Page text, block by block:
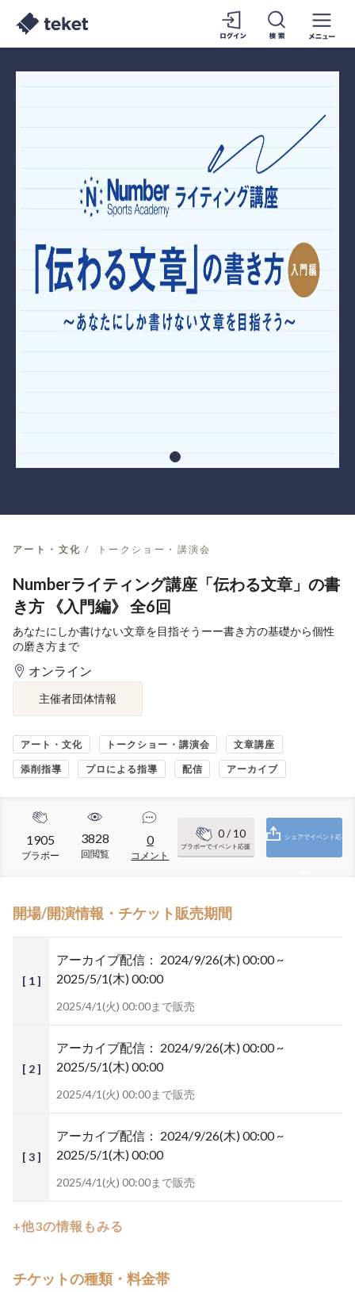
アート・文化 トークショー・講演会
Numberライティング講座「伝わる文章」の書
き方 《入門編》 全6回
あなたにしか書けない文章を目指そうーー書き方の基礎から個性
の磨き方まで
オンライン
主催者団体情報
アート・文化 トークショー・講演会 文章講座
添削指導 プロによる指導 配信 アーカイブ
1905
ブラボー
3828
回閲覧
0
コメント
0/ 10
ブラボーでイベント応援
シェアでイベント応
開場/開演情報・チケット販売期間
[ 1 ]
アーカイブ配信： 2024/9/26(木) 00:00 ~
2025/5/1(木) 00:00
2025/4/1(火) 00:00まで販売
[ 2 ]
アーカイブ配信： 2024/9/26(木) 00:00 ~
2025/5/1(木) 00:00
2025/4/1(火) 00:00まで販売
[ 3 ]
アーカイブ配信： 2024/9/26(木) 00:00 ~
2025/5/1(木) 00:00
2025/4/1(火) 00:00まで販売
+他3の情報もみる
チケットの種類・料金帯